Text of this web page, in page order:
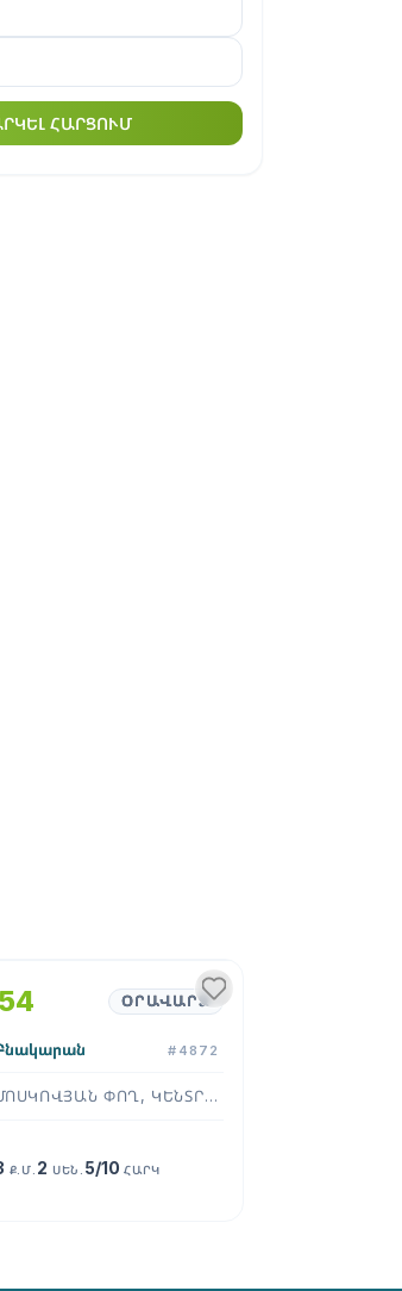
ՀԱՐՑՈՒՄ
ՕՐԱՎԱՐՁ
#4872
ՄՈՍԿՈՎՅԱՆ ՓՈՂ, ԿԵՆՏՐՈՆ, ( ԵՐԵՒԱՆ )
Ք.Մ. 2 ՍԵՆ. 5/10 ՀԱՐԿ